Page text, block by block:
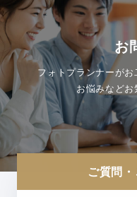
お
フォトプランナーが
お悩みなど
ご質問